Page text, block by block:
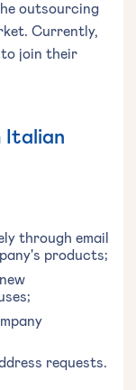
outsourcing
Currently,
to join their
Italian
through email
products;
requests.